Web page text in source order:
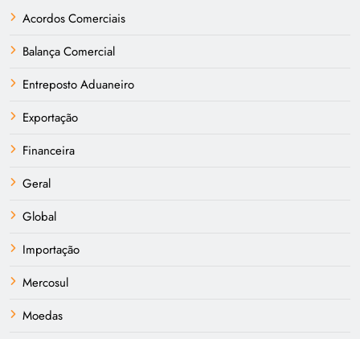
Acordos Comerciais
Balança Comercial
Entreposto Aduaneiro
Exportação
Financeira
Geral
Global
Importação
Mercosul
Moedas